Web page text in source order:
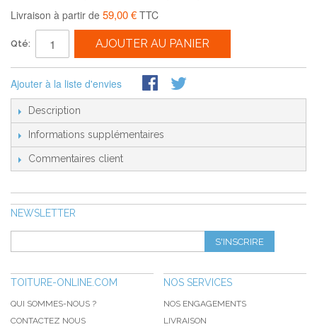
Livraison à partir de 59,00 € TTC
Qté: AJOUTER AU PANIER
Ajouter à la liste d'envies
Description
Informations supplémentaires
Commentaires client
NEWSLETTER
S'INSCRIRE
TOITURE-ONLINE.COM
QUI SOMMES-NOUS ?
CONTACTEZ NOUS
NOS SERVICES
NOS ENGAGEMENTS
LIVRAISON